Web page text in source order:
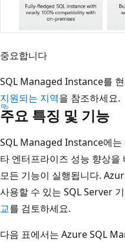
중요합니다
SQL Managed Instance를
지원되는 지역을 참조하세요.
주요 특징 및 기능
SQL Managed Instance에는
타 엔터프라이즈 성능 향상을
모든 기능이 실행됩니다.
사용할 수 있는 SQL Server
교를 검토하세요.
다음 표에서는 Azure SQL